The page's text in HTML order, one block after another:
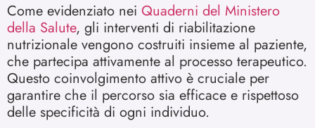
Come evidenziato nei Quaderni del Ministero
della Salute, gli interventi di riabilitazione
nutrizionale vengono costruiti insieme al paziente,
che partecipa attivamente al processo terapeutico.
Questo coinvolgimento attivo è cruciale per
garantire che il percorso sia efficace e rispettoso
delle specificità di ogni individuo.